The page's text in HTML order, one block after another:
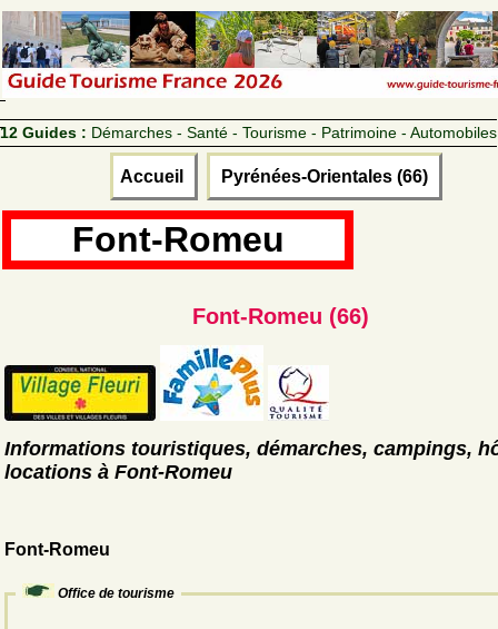
12 Guides : Démarches - Santé - Tourisme - Patrimoine - Automobiles
Accueil Pyrénées-Orientales (66)
Font-Romeu
Font-Romeu (66)
Informations touristiques, démarches, campings,
locations à Font-Romeu
Font-Romeu
Office de tourisme